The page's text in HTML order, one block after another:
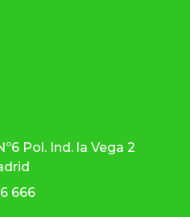
Pol. Ind. la Vega 2
666